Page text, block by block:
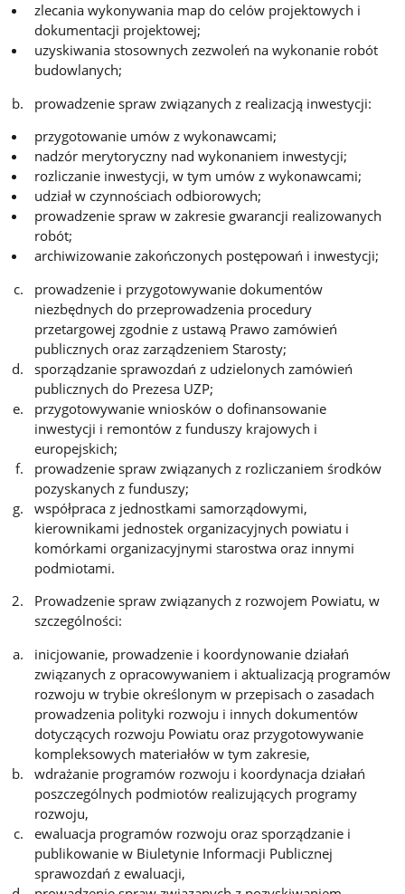
zlecania wykonywania map do celów projektowych i
dokumentacji projektowej;
uzyskiwania stosownych zezwoleń na wykonanie robót
budowlanych;
prowadzenie spraw związanych z realizacją inwestycji:
przygotowanie umów z wykonawcami;
nadzór merytoryczny nad wykonaniem inwestycji;
rozliczanie inwestycji, w tym umów z wykonawcami;
udział w czynnościach odbiorowych;
prowadzenie spraw w zakresie gwarancji realizowanych
robót;
archiwizowanie zakończonych postępowań i inwestycji;
prowadzenie i przygotowywanie dokumentów
niezbędnych do przeprowadzenia procedury
przetargowej zgodnie z ustawą Prawo zamówień
publicznych oraz zarządzeniem Starosty;
sporządzanie sprawozdań z udzielonych zamówień
publicznych do Prezesa UZP;
przygotowywanie wniosków o dofinansowanie
inwestycji i remontów z funduszy krajowych i
europejskich;
prowadzenie spraw związanych z rozliczaniem środków
pozyskanych z funduszy;
współpraca z jednostkami samorządowymi,
kierownikami jednostek organizacyjnych powiatu i
komórkami organizacyjnymi starostwa oraz innymi
podmiotami.
Prowadzenie spraw związanych z rozwojem Powiatu, w
szczególności:
inicjowanie, prowadzenie i koordynowanie działań
związanych z opracowywaniem i aktualizacją programów
rozwoju w trybie określonym w przepisach o zasadach
prowadzenia polityki rozwoju i innych dokumentów
dotyczących rozwoju Powiatu oraz przygotowywanie
kompleksowych materiałów w tym zakresie,
wdrażanie programów rozwoju i koordynacja działań
poszczególnych podmiotów realizujących programy
rozwoju,
ewaluacja programów rozwoju oraz sporządzanie i
publikowanie w Biuletynie Informacji Publicznej
sprawozdań z ewaluacji,